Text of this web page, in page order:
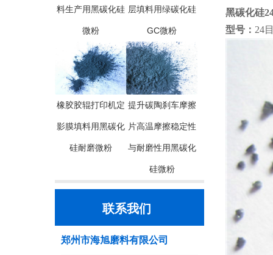
料生产用黑碳化硅
微粉
层填料用绿碳化硅
GC微粉
橡胶胶辊打印机定
影膜填料用黑碳化
硅耐磨微粉
提升碳陶刹车摩擦
片高温摩擦稳定性
与耐磨性用黑碳化
硅微粉
联系我们
郑州市海旭磨料有限公司
黑碳化硅
型号： 24